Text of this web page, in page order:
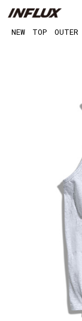
NEW TOP OUTER